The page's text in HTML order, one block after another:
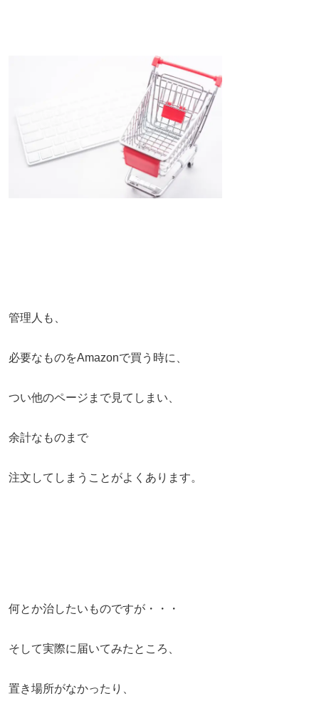
管理人も、
必要なものをAmazonで買う時に、
つい他のページまで見てしまい、
余計なものまで
注文してしまうことがよくあります。
何とか治したいものですが・・・
そして実際に届いてみたところ、
置き場所がなかったり、